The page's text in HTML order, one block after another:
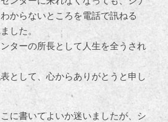
からないところを電話で訊ねる
した。
ターの所長として人生を全うされ
として、心からありがとうと申し
に書いてよいか迷いましたが、シ